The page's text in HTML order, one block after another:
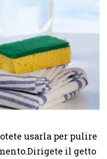
usarla per pulire
il getto